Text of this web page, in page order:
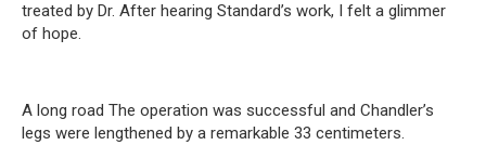
treated by Dr. After hearing Standard’s work, I felt a glimmer
of hope.
A long road The operation was successful and Chandler’s
legs were lengthened by a remarkable 33 centimeters.